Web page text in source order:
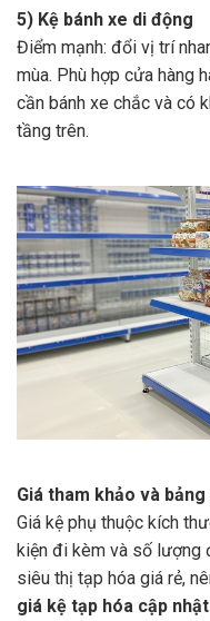
5) Kệ bánh xe di động
Điểm mạnh: đổi vị trí
mùa. Phù hợp cửa hàng
cần bánh xe chắc và có
tầng trên.
Giá tham khảo và bảng
Giá kệ phụ thuộc kích
kiện đi kèm và số lượng
siêu thị tạp hóa giá rẻ,
giá kệ tạp hóa cập nhật